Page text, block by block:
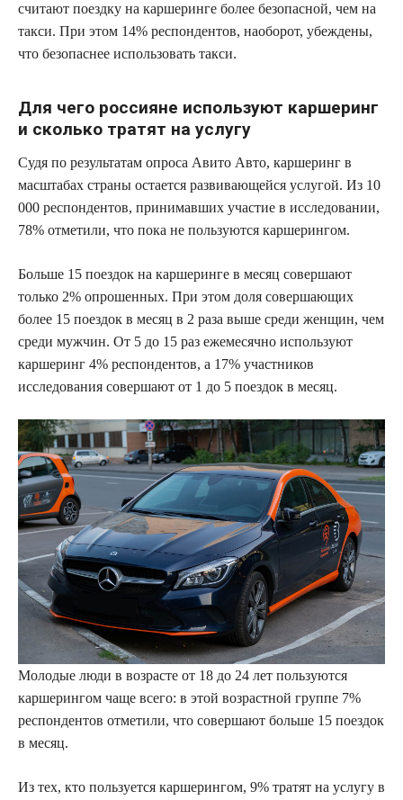
считают поездку на каршеринге более безопасной, чем на
такси. При этом 14% респондентов, наоборот, убеждены,
что безопаснее использовать такси.
Для чего россияне используют каршеринг
и сколько тратят на услугу
Судя по результатам опроса Авито Авто, каршеринг в
масштабах страны остается развивающейся услугой. Из 10
000 респондентов, принимавших участие в исследовании,
78% отметили, что пока не пользуются каршерингом.
Больше 15 поездок на каршеринге в месяц совершают
только 2% опрошенных. При этом доля совершающих
более 15 поездок в месяц в 2 раза выше среди женщин, чем
среди мужчин. От 5 до 15 раз ежемесячно используют
каршеринг 4% респондентов, а 17% участников
исследования совершают от 1 до 5 поездок в месяц.
Молодые люди в возрасте от 18 до 24 лет пользуются
каршерингом чаще всего: в этой возрастной группе 7%
респондентов отметили, что совершают больше 15 поездок
в месяц.
Из тех, кто пользуется каршерингом, 9% тратят на услугу в